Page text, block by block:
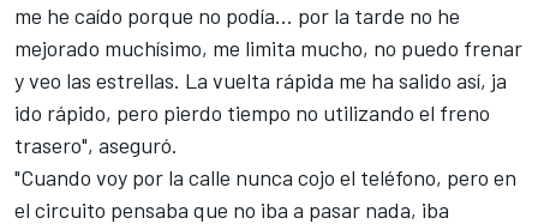
me he caído porque no podía… por la tarde no he
mejorado muchísimo, me limita mucho, no puedo frenar
y veo las estrellas. La vuelta rápida me ha salido así, ja
ido rápido, pero pierdo tiempo no utilizando el freno
trasero", aseguró.
"Cuando voy por la calle nunca cojo el teléfono, pero en
el circuito pensaba que no iba a pasar nada, iba